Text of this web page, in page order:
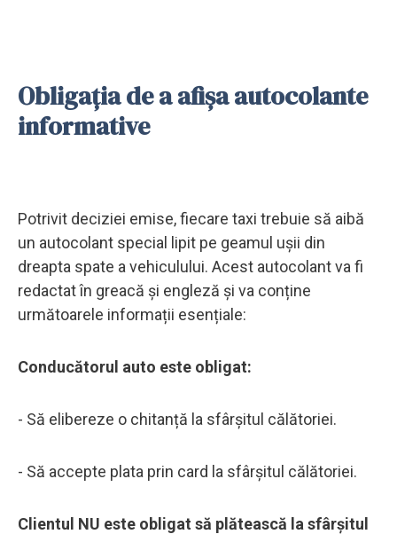
Obligația de a afișa autocolante
informative
Potrivit deciziei emise, fiecare taxi trebuie să aibă
un autocolant special lipit pe geamul ușii din
dreapta spate a vehiculului. Acest autocolant va fi
redactat în greacă și engleză și va conține
următoarele informații esențiale:
Conducătorul auto este obligat:
- Să elibereze o chitanță la sfârșitul călătoriei.
- Să accepte plata prin card la sfârșitul călătoriei.
Clientul NU este obligat să plătească la sfârșitul